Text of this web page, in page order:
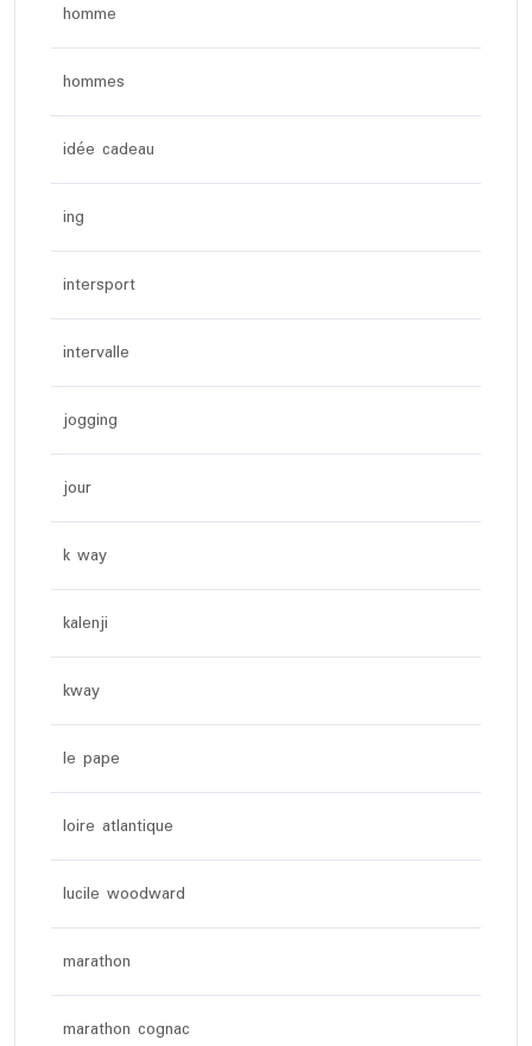
homme
hommes
idée cadeau
ing
intersport
intervalle
jogging
jour
k way
kalenji
kway
le pape
loire atlantique
lucile woodward
marathon
marathon cognac